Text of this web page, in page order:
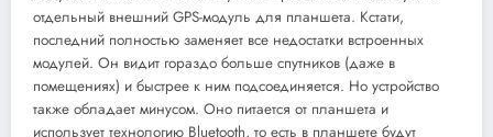
отдельный внешний GPS-модуль для планшета. Кстати,
последний полностью заменяет все недостатки встроенных
модулей. Он видит гораздо больше спутников (даже в
помещениях) и быстрее к ним подсоединяется. Но устройство
также обладает минусом. Оно питается от планшета и
использует технологию Bluetooth, то есть в планшете будут